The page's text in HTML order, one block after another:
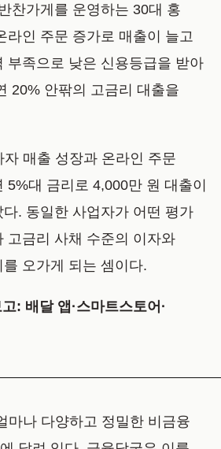
찬가게를 운영하는 30대 홍
라인 주문 증가로 매출이 늘고
부족으로 낮은 신용등급을 받아
20% 안팎의 고금리 대출을
매출 성장과 온라인 주문
5%대 금리로 4,000만 원 대출이
. 동일한 사업자가 어떤 평가
고금리 사채 수준의 이자와
오가게 되는 셈이다.
: 배달 앱·스마트스토어·
마나 다양하고 정밀한 비금융